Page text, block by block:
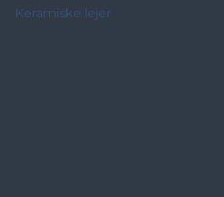
Keramiske lejer